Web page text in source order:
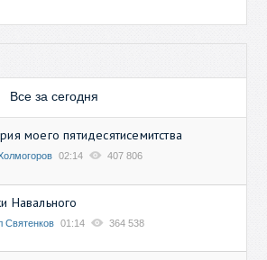
Все за сегодня
моего пятидесятисемитства
02:14 407 806
Навального
Святенков 01:14 364 538